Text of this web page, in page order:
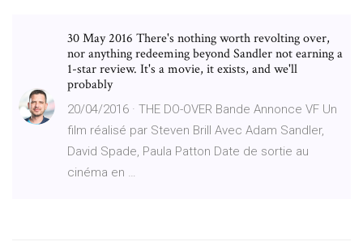
30 May 2016 There's nothing worth revolting over,
nor anything redeeming beyond Sandler not earning a
1-star review. It's a movie, it exists, and we'll
probably
20/04/2016 · THE DO-OVER Bande Annonce VF Un
film réalisé par Steven Brill Avec Adam Sandler,
David Spade, Paula Patton Date de sortie au
cinéma en …